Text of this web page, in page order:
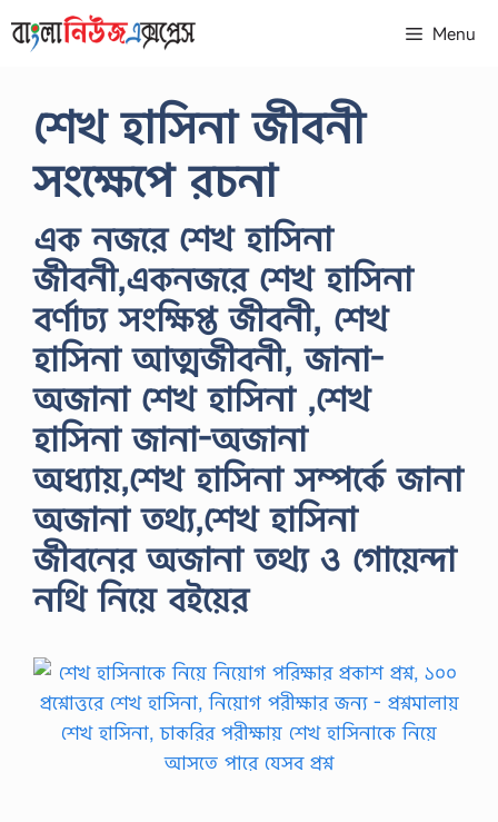
to
Menu
শেখ হাসিনা জীবনী
সংক্ষেপে রচনা
এক নজরে শেখ হাসিনা
জীবনী,একনজরে শেখ হাসিনা
বর্ণাঢ্য সংক্ষিপ্ত জীবনী, শেখ
হাসিনা আত্মজীবনী, জানা-
অজানা শেখ হাসিনা ,শেখ
হাসিনা জানা-অজানা
অধ্যায়,শেখ হাসিনা সম্পর্কে জানা
অজানা তথ্য,শেখ হাসিনা
জীবনের অজানা তথ্য ও গোয়েন্দা
নথি নিয়ে বইয়ের